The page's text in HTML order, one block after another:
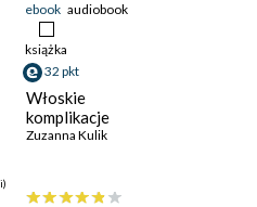
ebook audiobook
książka
32 pkt
Włoskie
komplikacje
Zuzanna Kulik